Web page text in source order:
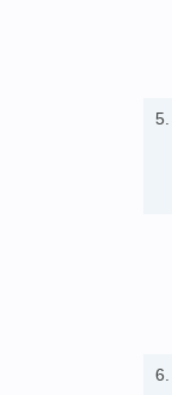
5.
6.